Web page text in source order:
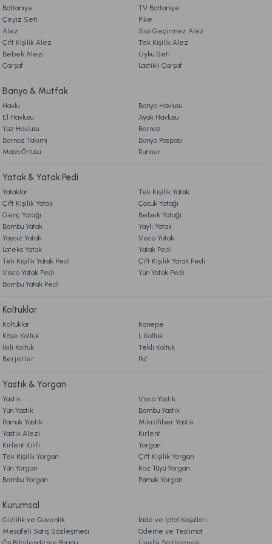
Gönder
4. KARGO & TESLİMAT
5. İADE & DEĞİŞİM
7. KAMPANYA & İNDİRİMLER
9. YATAK & KOLTUK SİPARİŞ VE İADE İŞLEMLERİ
Mora Microfiber Desenli Yorgan Çift Kişilik - Gri
899,00 TL
Soft Bamboo Yastık 50 x 70 cm
Visco Travel Yastık Classic Standart
459,00 TL
Online'a Özel
Visco Travel Yastık Gri
549,00 TL
Visco Fly Soft Yastık 64x28x12,5 cm
1.190,00 TL
Online'a Özel
1.679,00 TL
Visco Air Yastık 2'li Avantajlı Paket 60 x 40 cm - Beyaz
%20
İndirim
3.998,00 TL
3.199,00 TL
Calista Pike Çift Kişilik - Sarı
Battaniye
TV Battaniye
Çeyiz Seti
Pike
Alez
Sıvı Geçirmez Alez
Çift Kişilik Alez
Tek Kişilik Alez
Bebek Alezi
Uyku Seti
Çarşaf
Lastikli Çarşaf
Banyo & Mutfak
Havlu
Banyo Havlusu
El Havlusu
Ayak Havlusu
Yüz Havlusu
Bornoz
Bornoz Takımı
Banyo Paspası
Masa Örtüsü
Runner
Yatak & Yatak Pedi
Yataklar
Tek Kişilik Yatak
Çift Kişilik Yatak
Çocuk Yatağı
Genç Yatağı
Bebek Yatağı
Bambu Yatak
Yaylı Yatak
Yaysız Yatak
Visco Yatak
Lateks Yatak
Yatak Pedi
Tek Kişilik Yatak Pedi
Çift Kişilik Yatak Pedi
Visco Yatak Pedi
Yün Yatak Pedi
Bambu Yatak Pedi
Koltuklar
Koltuklar
Kanepe
Köşe Koltuk
L Koltuk
İkili Koltuk
Tekli Koltuk
Berjerler
Puf
Yastık & Yorgan
Yastık
Visco Yastık
Yün Yastık
Bambu Yastık
Pamuk Yastık
Mikrofiber Yastık
Yastık Alezi
Kırlent
Kırlent Kılıfı
Yorgan
Tek Kişilik Yorgan
Çift Kişilik Yorgan
Yün Yorgan
Kaz Tüyü Yorgan
Bambu Yorgan
Pamuk Yorgan
Kurumsal
Gizlilik ve Güvenlik
İade ve İptal Koşulları
Mesafeli Satış Sözleşmesi
Ödeme ve Teslimat